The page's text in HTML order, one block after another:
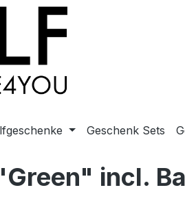
springen
Geschenk Sets
incl.